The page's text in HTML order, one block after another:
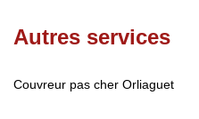
Autres services
Couvreur pas cher Orliaguet